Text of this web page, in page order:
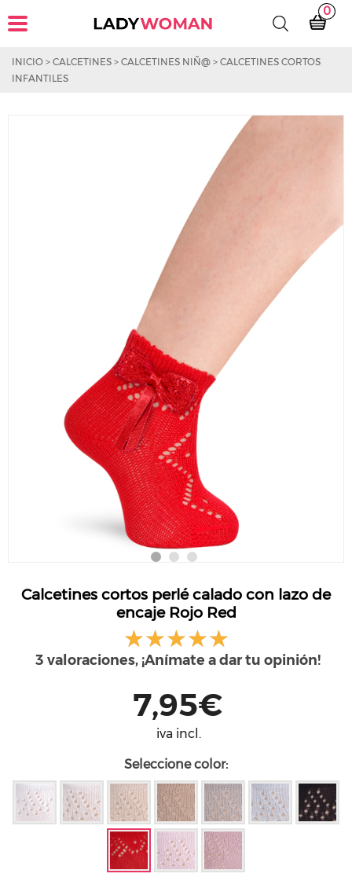
0
INICIO > CALCETINES > CALCETINES NIÑ@ > CALCETINES CORTOS
INFANTILES
Calcetines cortos perlé calado con lazo de
encaje Rojo Red
3 valoraciones, ¡Anímate a dar tu opinión!
7,95€
iva incl.
Seleccione color: